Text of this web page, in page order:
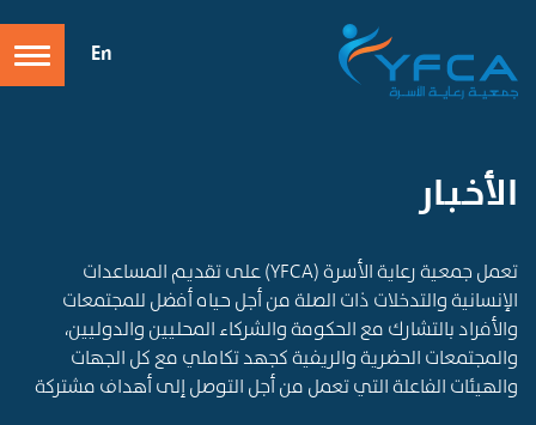
En
الأخـبـار
تعمل جمعية رعاية الأسرة (YFCA) على تقديم المساعدات
الإنسانية والتدخلات ذات الصلة من أجل حياه أفضل للمجتمعات
والأفراد بالتشارك مع الحكومة والشركاء المحليين والدوليين،
والمجتمعات الحضرية والريفية كجهد تكاملي مع كل الجهات
والهيئات الفاعلة التي تعمل من أجل التوصل إلى أهداف مشتركة